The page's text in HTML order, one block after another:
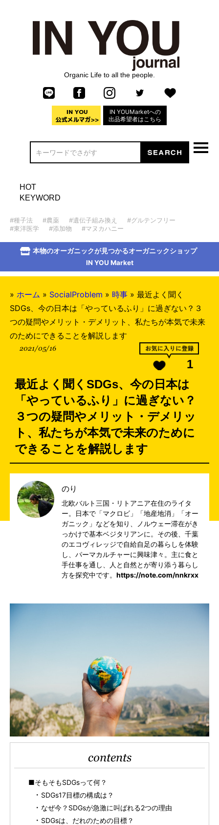
Organic Life to all the people.
IN YOUMarketへの
出品希望者はこちら
HOT
KEYWORD
#種子法 #農薬 #遺伝子組み換え
#グルテンフリー
#東洋医学
#添加物 #マヌカハニー
本物のオーガニックが見つかるオーガニックショップ
IN YOU Market
» ホーム » SocialProblem » 時事 » 最近よく聞く
SDGs、今の日本は「やっているふり」に過ぎない？３
つの疑問やメリット・デメリット、私たちが本気で未来
のためにできることを解説します
2021/05/16
1
最近よく聞くSDGs、今の日本は
「やっているふり」に過ぎない？
３つの疑問やメリット・デメリッ
ト、私たちが本気で未来のために
できることを解説します
のり
北欧バルト三国・リトアニア在住のライタ
ー。日本で「マクロビ」「地産地消」「オー
ガニック」などを知り、ノルウェー滞在がき
っかけで基本ベジタリアンに。その後、千葉
のエコヴィレッジで自給自足の暮らしを体験
し、パーマカルチャーに興味津々。主に食と
手仕事を通し、人と自然とが寄り添う暮らし
方を探究中です。 https://note.com/nnkrxx
contents
■そもそもSDGsって何？
SDGs17目標の構成は？
なぜ今？SDGsが急激に叫ばれる2つの理由
SDGsは、だれのための目標？